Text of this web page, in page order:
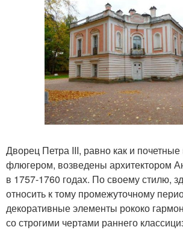
Дворец Петра III, равно как и почетные
флюгером, возведены архитектором
в 1757-1760 годах. По своему стилю,
относить к тому промежуточному
декоративные элементы рококо
со строгими чертами раннего